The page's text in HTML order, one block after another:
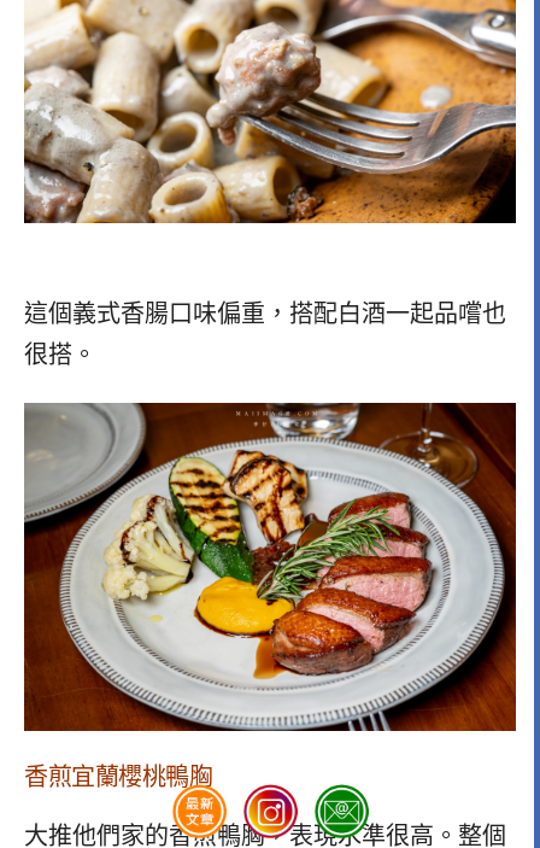
這個義式香腸口味偏重，搭配白酒一起品嚐也
很搭。
香煎宜蘭櫻桃鴨胸
大推他們家的香煎鴨胸，表現水準很高。整個